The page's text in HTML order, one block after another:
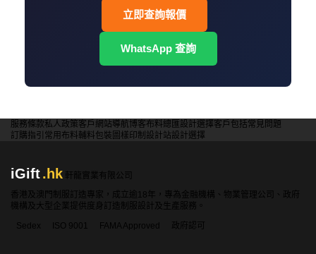
立即查詢報價
WhatsApp 查詢
服務條款私人政策客戶 網站導航博客布料總匯設計選擇客戶包括常見問題
訂購指引 常用布料輔料包裝 圖樣印制 設計站設計選擇
iGift.hk
軒龍實業有限公司
香港及澳門制服訂造專家，成立逾18年，專為金融機構、物業管理公司、政府
機構及大型企業提供度身訂造制服設計及生產服務。
Sedex
ISO 9001 FAMA Approved 政府認可